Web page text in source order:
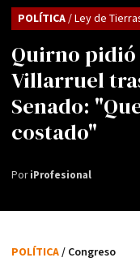
Quirno
Villarruel
Senado:
costado"
POLÍTICA/ Ley de
PoriProfesional
POLÍTICA/ Congreso